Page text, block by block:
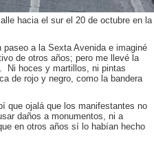
hacia el sur el 20 de octubre en la
a la Sexta Avenida e imaginé
de otros años; pero me llevé la
Ni hoces y martillos, ni pintas
de rojo y negro, como la bandera
que ojalá que los manifestantes no
daños a monumentos, ni a
en otros años sí lo habían hecho